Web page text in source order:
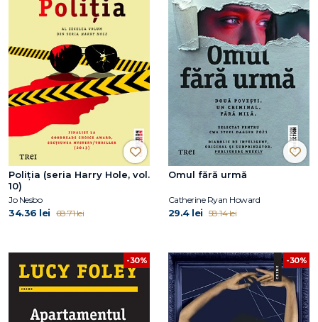
Poliția (seria Harry Hole, vol.
10)
Jo Nesbo
34.36 lei 68.71 lei
Omul fără urmă
Catherine Ryan Howard
29.4 lei 58.14 lei
-30% -30%